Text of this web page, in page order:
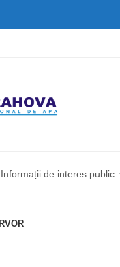
Informații de interes public